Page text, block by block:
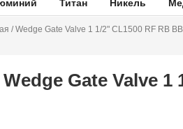
Титан Никель
/ Wedge Gate Valve 1 1/2" CL1500 RF RB
Gate Valve 1